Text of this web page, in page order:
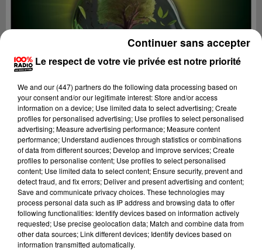
Lecture (2 min 50 sec)
100%
On se fait du bien SUR 100% radio avec Cécile
Le respect de votre vie privée est notre priorité
We and our (447) partnersdo the following data processing based on
your consent and/or our legitimate interest: Store and/or access
information on a device; Use limited data to select advertising; Create
profiles for personalised advertising; Use profiles to select personalised
advertising; Measure advertising performance; Measure content
performance; Understand audiences through statistics or combinations
of data from different sources; Develop and improve services; Create
profiles to personalise content; Use profiles to select personalised
content; Use limited data to select content; Ensure security, prevent and
detect fraud, and fix errors; Deliver and present advertising and content;
Save and communicate privacy choices. These technologies may
process personal data such as IP address and browsing data to offer
following functionalities: Identify devices based on information actively
requested; Use precise geolocation data; Match and combine data from
other data sources; Link different devices; Identify devices based on
information transmitted automatically.
Continuer sans accepter